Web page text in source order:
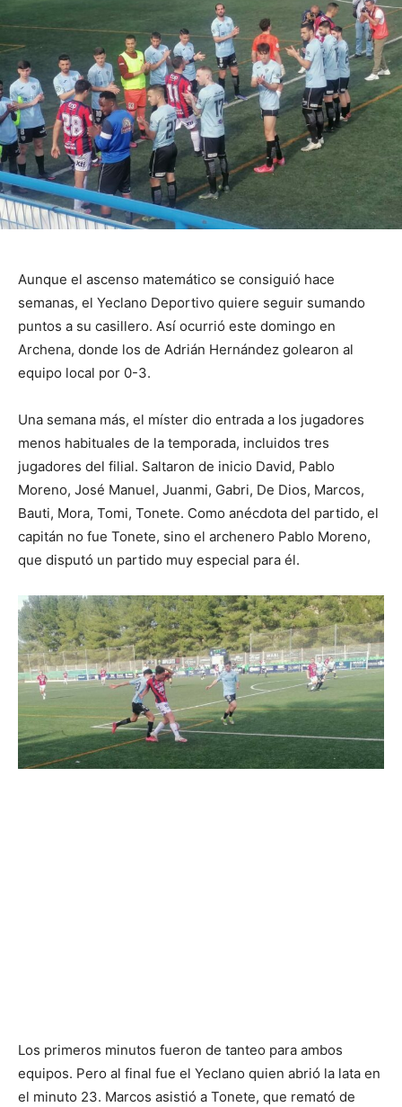
Aunque el ascenso matemático se consiguió hace
semanas, el Yeclano Deportivo quiere seguir sumando
puntos a su casillero. Así ocurrió este domingo en
Archena, donde los de Adrián Hernández golearon al
equipo local por 0-3.
Una semana más, el míster dio entrada a los jugadores
menos habituales de la temporada, incluidos tres
jugadores del filial. Saltaron de inicio David, Pablo
Moreno, José Manuel, Juanmi, Gabri, De Dios, Marcos,
Bauti, Mora, Tomi, Tonete. Como anécdota del partido, el
capitán no fue Tonete, sino el archenero Pablo Moreno,
que disputó un partido muy especial para él.
Los primeros minutos fueron de tanteo para ambos
equipos. Pero al final fue el Yeclano quien abrió la lata en
el minuto 23. Marcos asistió a Tonete, que remató de